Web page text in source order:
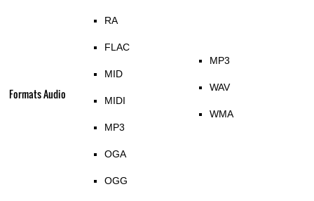
Formats Audio
RA
FLAC
MID
MIDI
MP3
OGA
OGG
MP3
WAV
WMA